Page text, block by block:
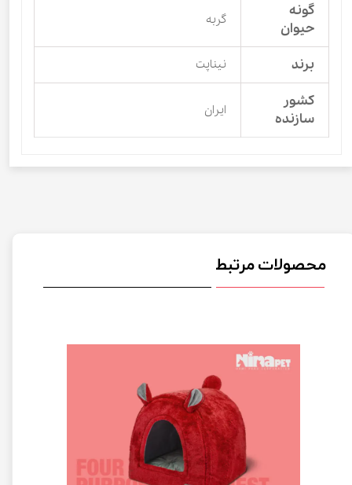
گونه
حیوان
گربه
برند نیناپت
کشور
سازنده
ایران
محصولات مرتبط